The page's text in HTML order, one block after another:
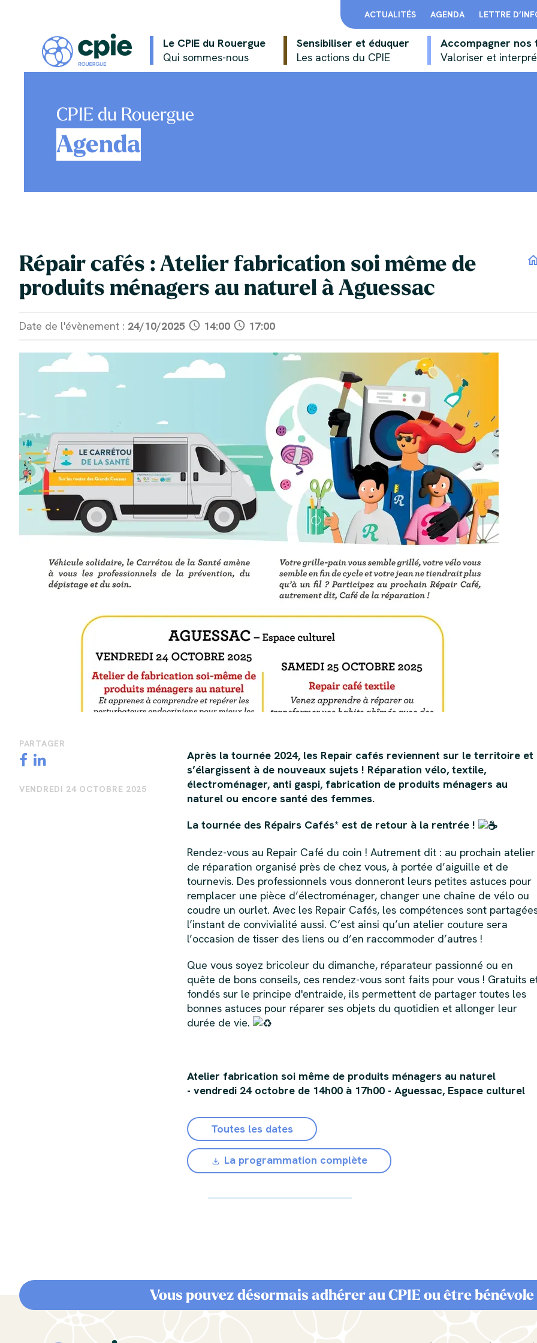
ACTUALITÉS AGENDA LETTRE
Le CPIE du Rouergue
Qui sommes-nous
Sensibiliser et éduquer
Les actions du CPIE
Accompagner
Valoriser et
CPIE du Rouergue
Agenda
Répair cafés : Atelier fabrication soi même de
produits ménagers au naturel à Aguessac
Date de l'évènement : 24/10/2025 schedule 14:00 schedule 17:00
Après la tournée 2024, les Repair cafés reviennent sur le territoire et
s’élargissent à de nouveaux sujets ! Réparation vélo, textile,
électroménager, anti gaspi, fabrication de produits ménagers au
naturel ou encore santé des femmes.
La tournée des Répairs Cafés* est de retour à la rentrée !
Rendez-vous au Repair Café du coin ! Autrement dit : au prochain atelier
de réparation organisé près de chez vous, à portée d’aiguille et de
tournevis. Des professionnels vous donneront leurs petites astuces pour
remplacer une pièce d’électroménager, changer une chaîne de vélo ou
coudre un ourlet. Avec les Repair Cafés, les compétences sont
l’instant de convivialité aussi. C’est ainsi qu’un atelier couture sera
l’occasion de tisser des liens ou d’en raccommoder d’autres !
Que vous soyez bricoleur du dimanche, réparateur passionné ou en
quête de bons conseils, ces rendez-vous sont faits pour vous ! Gratuits
fondés sur le principe d'entraide, ils permettent de partager toutes les
bonnes astuces pour réparer ses objets du quotidien et allonger leur
durée de vie.
Atelier fabrication soi même de produits ménagers au naturel
- vendredi 24 octobre de 14h00 à 17h00 - Aguessac, Espace culturel
Toutes les dates
La programmation complète
PARTAGER
VENDREDI 24 OCTOBRE 2025
Vous pouvez désormais adhérer au CPIE ou être